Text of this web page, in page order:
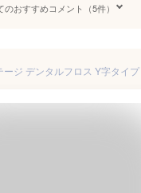
のおすすめコメント（5件）